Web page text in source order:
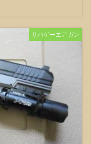
サバゲーエアガン